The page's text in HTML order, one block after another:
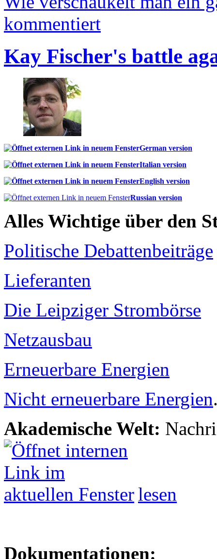
kommentiert
Kay Fischer's battle
German version
Italian version
English version
Russian version
Alles Wichtige über den
Politische Debattenbeiträge
Lieferanten
Die Leipziger Strombörse
Netzausbau
Erneuerbare Energien
Nicht erneuerbare Energien
Akademische Welt:
lesen
Dokumentationen: